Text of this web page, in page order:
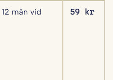
mån vid
59 kr